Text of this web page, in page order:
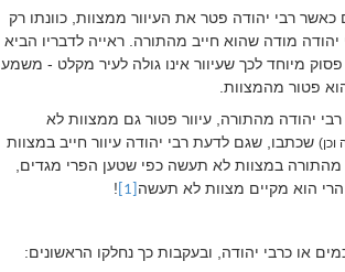
רבי יהודה פטר את העיוור ממצוות, כוונתו רק
יהודה מודה שהוא חייב מהתורה. ראייה לדבריו הביא
מיוחד לכך שעיוור אינו גולה לעיר מקלט - משמע
פטור מהמצוות.
יהודה מהתורה, עיוור פטור גם ממצוות לא
שכתבו, שגם לדעת רבי יהודה עיוור חייב במצוות
מהתורה במצוות לא תעשה כפי שטען הפרי מגדים,
הרי הוא מקיים מצוות לא תעשה [1]
!
או כרבי יהודה, ובעקבות כך נחלקו הראשונים: